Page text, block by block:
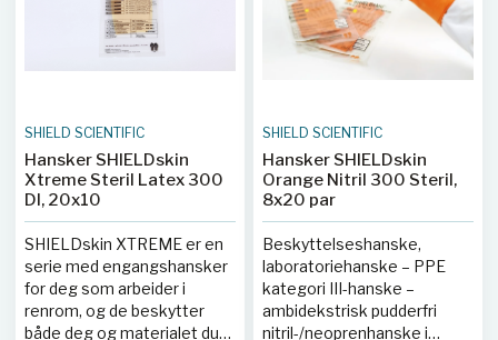
partikler er oppgitt for hver
enkelt hansketype.
partikler er oppgitt for hver
enkelt hansketype.
SHIELD SCIENTIFIC
Hansker SHIELDskin
Xtreme Steril Latex 300
DI, 20x10
SHIELDskin XTREME er en
serie med engangshansker
for deg som arbeider i
renrom, og de beskytter
både deg og materialet du
SHIELD SCIENTIFIC
Hansker SHIELDskin
Orange Nitril 300 Steril,
8x20 par
Beskyttelseshanske,
laboratoriehanske – PPE
kategori III-hanske –
ambidekstrisk pudderfri
nitril-/neoprenhanske i